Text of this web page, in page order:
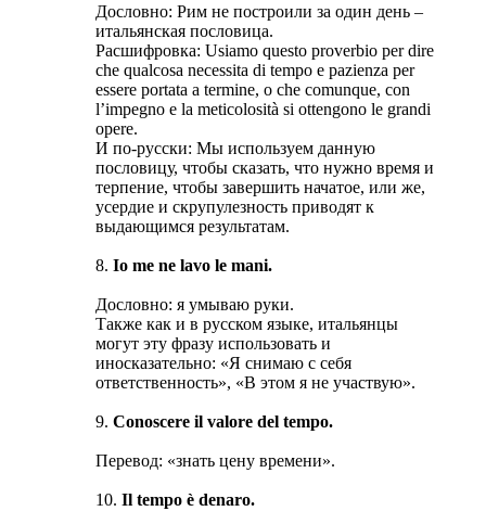
Дословно: Рим не построили за один день –
итальянская пословица.
Расшифровка: Usiamo questo proverbio per dire
che qualcosa necessita di tempo e pazienza per
essere portata a termine, o che comunque, con
l’impegno e la meticolosità si ottengono le grandi
opere.
И по-русски: Мы используем данную
пословицу, чтобы сказать, что нужно время и
терпение, чтобы завершить начатое, или же,
усердие и скрупулезность приводят к
выдающимся результатам.
8. Io me ne lavo le mani.
Дословно: я умываю руки.
Также как и в русском языке, итальянцы
могут эту фразу использовать и
иносказательно: «Я снимаю с себя
ответственность», «В этом я не участвую».
9. Conoscere il valore del tempo.
Перевод: «знать цену времени».
10. Il tempo è denaro.